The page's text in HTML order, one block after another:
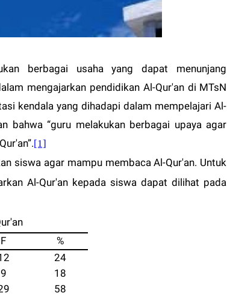
berbagai usaha yang dapat menunjang
mengajarkan pendidikan Al-Qur'an di MTsN
kendala yang dihadapi dalam mempelajari Al-
bahwa “guru melakukan berbagai upaya agar
[1]
siswa agar mampu membaca Al-Qur'an. Untuk
Al-Qur'an kepada siswa dapat dilihat pada
F
%
9
24
18
58